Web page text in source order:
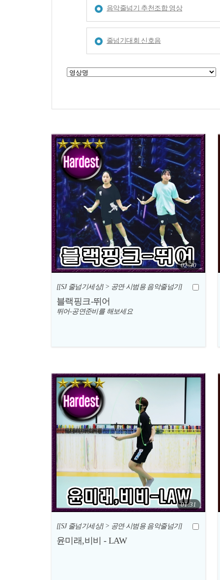
음악줄넘기 추천조합 영상
줄넘기대회 신호음
02:30
[[SJ 줄넘기세상] > 공연·시범용 음악줄넘기]
블랙핑크-뛰어
뛰어-공연준비를 해보세요
01:31
[[SJ 줄넘기세상] > 공연·시범용 음악줄넘기]
윤미래,비비 - LAW